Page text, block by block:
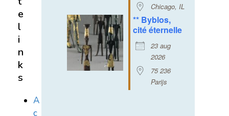
Chicago, IL
** Byblos,
cité éternelle
23 aug
2026
75 236
Parijs
e
l
i
n
k
s
A
c